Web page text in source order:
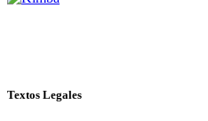
Textos Legales